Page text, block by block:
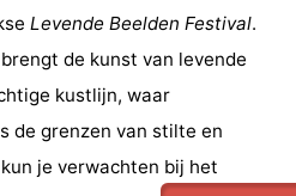
Levende Beelden Festival.
de kunst van levende
kustlijn, waar
de grenzen van stilte en
je verwachten bij het